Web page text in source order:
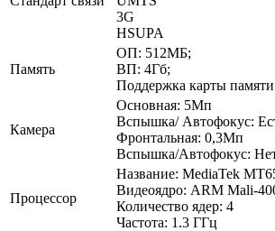
3G
HSUPA
Память
ОП: 512МБ;
ВП: 4Гб;
Поддержка карты
Камера
Основная: 5Мп
Вспышка/ Автофокус:
Фронтальная: 0,3Мп
Вспышка/Автофокус:
Процессор
Название: MediaTek
Видеоядро: ARM Mali-
Количество ядер: 4
Частота: 1.3 ГГц